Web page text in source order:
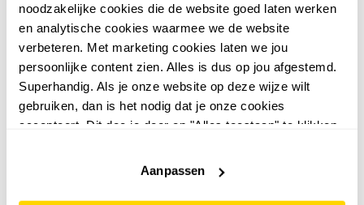
noodzakelijke cookies die de website goed laten werken
en analytische cookies waarmee we de website
verbeteren. Met marketing cookies laten we jou
persoonlijke content zien. Alles is dus op jou afgestemd.
Superhandig. Als je onze website op deze wijze wilt
gebruiken, dan is het nodig dat je onze cookies
accepteert. Dit doe je door op "Alles toestaan" te klikken.
website niet optimaal functioneert.
Aanpassen